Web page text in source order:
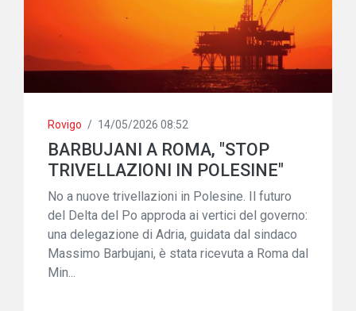
Rovigo / 14/05/2026 08:52
BARBUJANI A ROMA, "STOP
TRIVELLAZIONI IN POLESINE"
No a nuove trivellazioni in Polesine. Il futuro
del Delta del Po approda ai vertici del governo:
una delegazione di Adria, guidata dal sindaco
Massimo Barbujani, è stata ricevuta a Roma dal
Min...